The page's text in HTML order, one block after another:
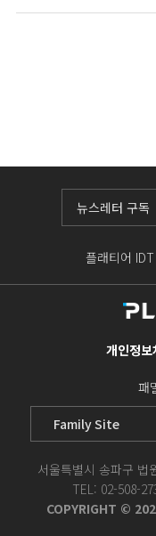
뉴스레터 구독
플래티어 IDT
개인정보
패
서울특별시 송파구 법
TEL: 02-508-
COPYRIGHT ©